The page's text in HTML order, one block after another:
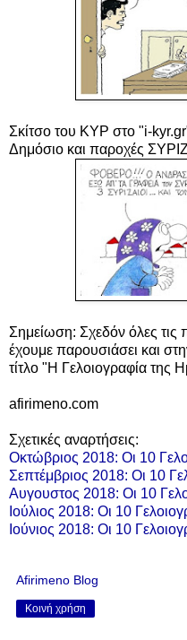
Σκίτσο του ΚΥΡ στο "i-
Δημόσιο και παροχές
Σημείωση: Σχεδόν όλες τις
έχουμε παρουσιάσει και
τίτλο "Η Γελοιογραφία της
afirimeno.com
Σχετικές αναρτήσεις:
Οκτώβριος 2018: Οι 10
Σεπτέμβριος 2018: Οι 10
Αυγουστος 2018: Οι 10
Ιούλιος 2018: Οι 10
Ιούνιος 2018: Οι 10
Afirimeno Blog
Κοινή χρήση